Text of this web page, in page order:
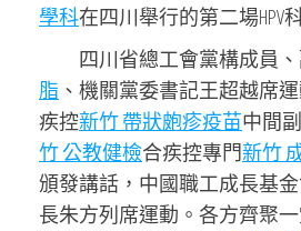
學科在四川舉行的第二場HPV
四川省總工會黨構成員
脂 、機關黨委書記王超越席
疾控新竹 帶狀皰疹疫苗中間
竹 公教健檢合疾控專門新竹
頒發講話，中國職工成長基
長朱方列席運動。各方齊聚